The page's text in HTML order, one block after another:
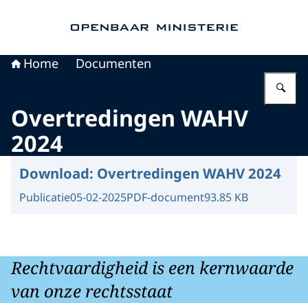
Home Documenten
Overtredingen WAHV
2024
Download: Overtredingen WAHV 2024
Publicatie05-02-2025PDF-document93.85 KB
Rechtvaardigheid is een kernwaarde
van onze rechtsstaat